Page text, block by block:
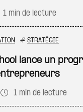
1 min de lecture
# STRATÉGIE
lance un
1 min de lecture